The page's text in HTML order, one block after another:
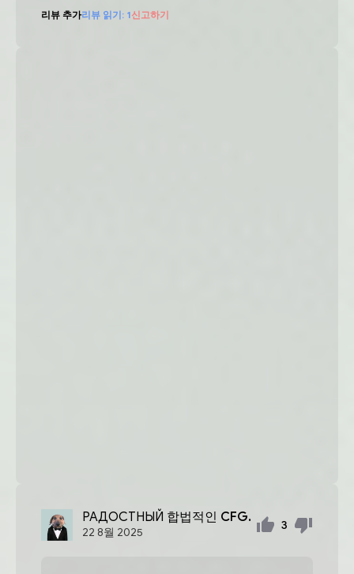
리뷰 추가리뷰 읽기: 1신고하기
РАДОСТНЫЙ 합법적인 CFG.
22 8월 2025
3